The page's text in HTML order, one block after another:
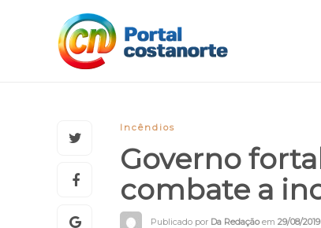
Incêndios
Governo
combate a
Publicado por Da Redaçãoem 29/08/2019